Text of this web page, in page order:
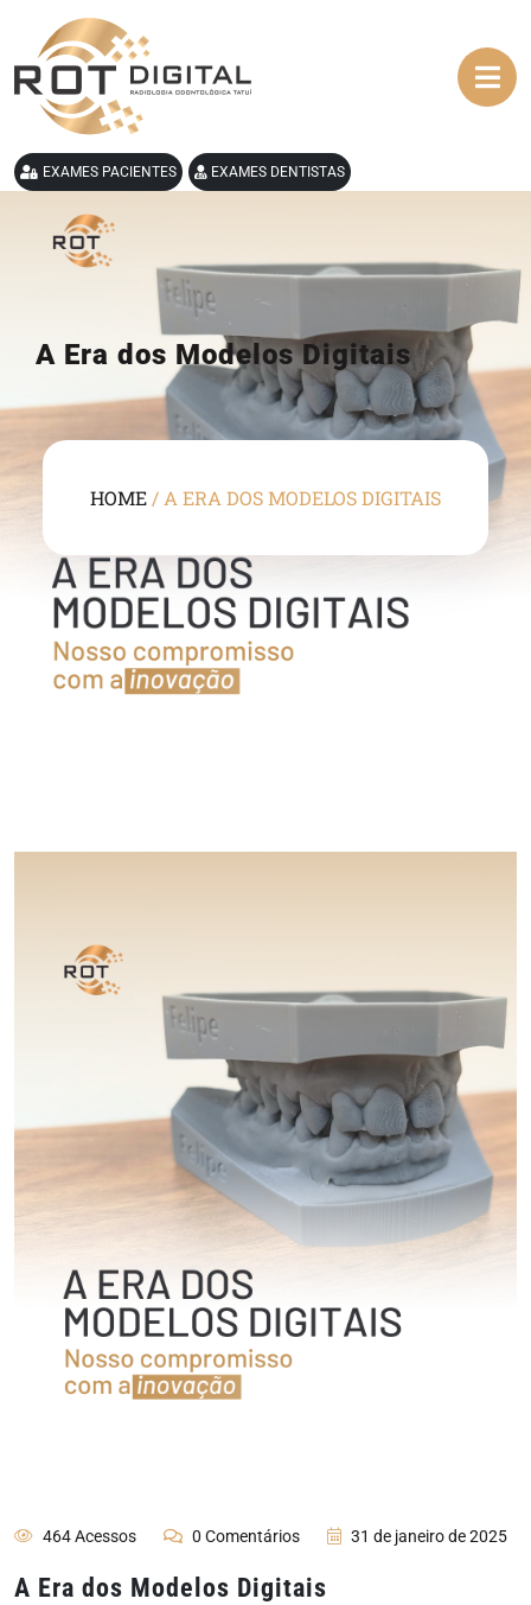
EXAMES PACIENTES EXAMES DENTISTAS
A Era dos Modelos Digitais
HOME / A ERA DOS MODELOS DIGITAIS
464 Acessos 0 Comentários 31 de janeiro de 2025
A Era dos Modelos Digitais